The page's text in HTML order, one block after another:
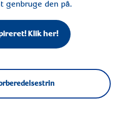
genbruge den på.
Klik her!